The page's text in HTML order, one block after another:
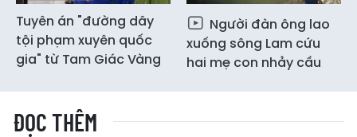
Tuyên án "đường dây
tội phạm xuyên quốc
gia" từ Tam Giác Vàng
Người đàn ông lao
xuống sông Lam cứu
hai mẹ con nhảy cầu
ĐỌC THÊM